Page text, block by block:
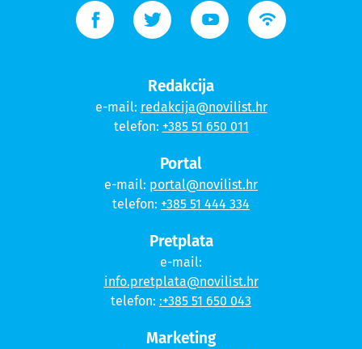
Redakcija
e-mail: redakcija@novilist.hr
telefon: +385 51 650 011
Portal
e-mail: portal@novilist.hr
telefon: +385 51 444 334
Pretplata
e-mail:
info.pretplata@novilist.hr
telefon: :+385 51 650 043
Marketing